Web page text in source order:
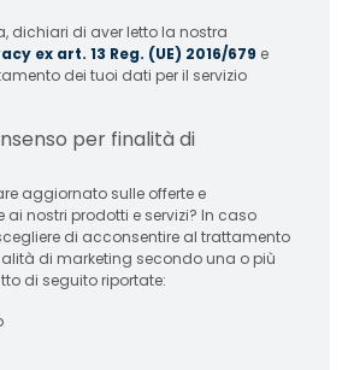
dichiari di aver letto la nostra
ex art. 13 Reg. (UE) 2016/679 e
dei tuoi dati per il servizio
per finalità di
aggiornato sulle offerte e
prodotti e servizi? In caso
di acconsentire al trattamento
di marketing secondo una o più
di seguito riportate: